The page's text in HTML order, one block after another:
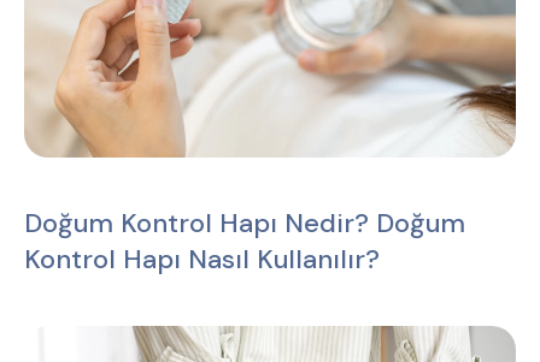
Doğum Kontrol Hapı Nedir? Doğum
Kontrol Hapı Nasıl Kullanılır?